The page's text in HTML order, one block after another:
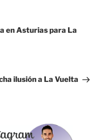
en Asturias para La
ilusión a La Vuelta